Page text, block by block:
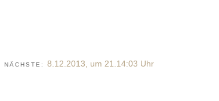
NÄCHSTE: 8.12.2013, um 21.14:03 Uhr